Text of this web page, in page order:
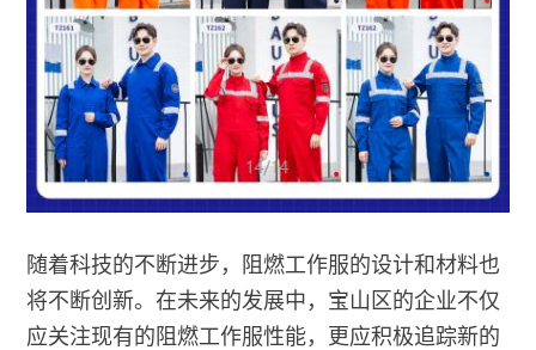
随着科技的不断进步，阻燃工作服的设计和材料也
将不断创新。在未来的发展中，宝山区的企业不仅
应关注现有的阻燃工作服性能，更应积极追踪新的